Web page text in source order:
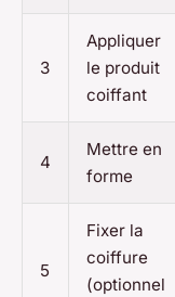
3
Appliquer
le produit
coiffant
4
Mettre en
forme
5
Fixer la
coiffure
(optionnel